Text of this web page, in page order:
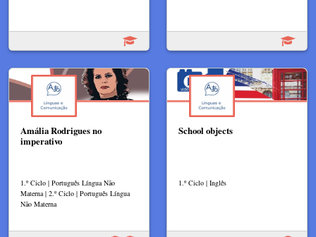
Amália Rodrigues no
imperativo
1.º Ciclo | Português Língua Não
Materna | 2.º Ciclo | Português Língua
Não Materna
School objects
1.º Ciclo | Inglês